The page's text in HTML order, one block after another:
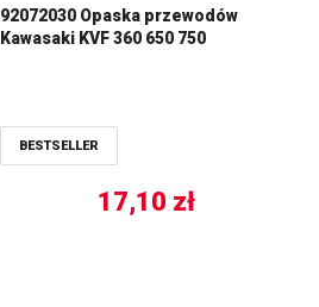
92072030 Opaska przewodów
Kawasaki KVF 360 650 750
BESTSELLER
17,10 zł